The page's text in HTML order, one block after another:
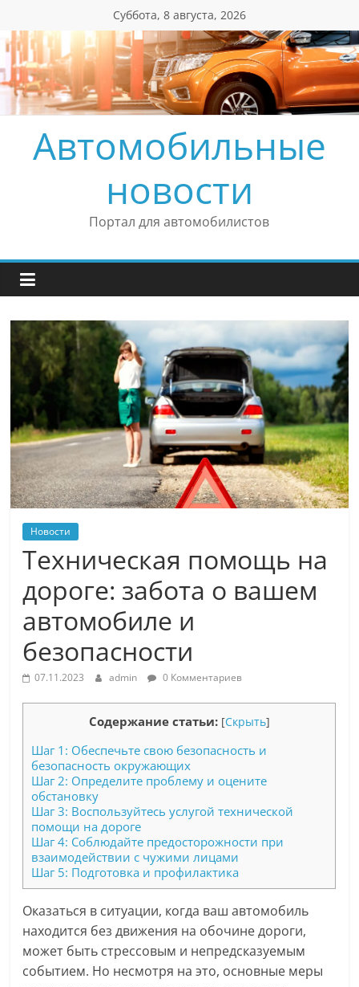
содержимому
Суббота, 8 августа, 2026
Автомобильные
новости
Портал для автомобилистов
Новости
Техническая помощь на
дороге: забота о вашем
автомобиле и
безопасности
07.11.2023 admin 0 Комментариев
Содержание статьи: [Скрыть]
Шаг 1: Обеспечьте свою безопасность и
безопасность окружающих
Шаг 2: Определите проблему и оцените
обстановку
Шаг 3: Воспользуйтесь услугой технической
помощи на дороге
Шаг 4: Соблюдайте предосторожности при
взаимодействии с чужими лицами
Шаг 5: Подготовка и профилактика
Оказаться в ситуации, когда ваш автомобиль
находится без движения на обочине дороги,
может быть стрессовым и непредсказуемым
событием. Но несмотря на это, основные меры